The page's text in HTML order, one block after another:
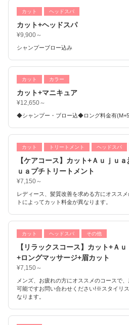
カット ヘッドスパ
カット+ヘッドスパ
¥9,900～
シャンプーブロー込み
カット カラー
カット+マニキュア
¥12,650～
◆シャンプー・ブロー込◆ロング料金有
カット トリートメント ヘッドスパ
【ケアコース】カット+Ａｕｊｕ
ｕａプチトリートメント
¥7,150～
レディース、髪質改善を求める方にオスス
トによってカット料金が異なります。
カット ヘッドスパ その他
【リラックスコース】カット+Ａ
+ロングマッサージ+眉カット
¥7,150～
メンズ、お疲れの方にオススメのコースで
可能ですお問い合わせください!※スタイリ
なります。